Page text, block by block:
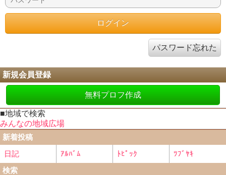
パスワード忘れた
新規会員登録
無料プロフ作成
■地域で検索
みんなの地域広場
新着投稿
日記
ｱﾙﾊﾞﾑ ﾄﾋﾟｯｸ
ﾂﾌﾞﾔｷ
検索